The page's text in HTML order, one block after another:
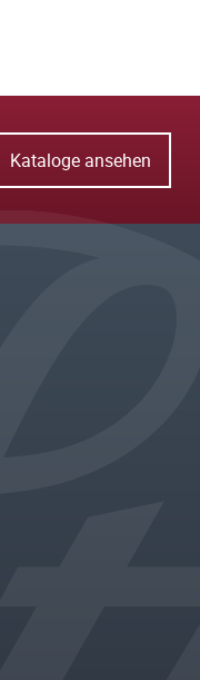
Kataloge ansehen